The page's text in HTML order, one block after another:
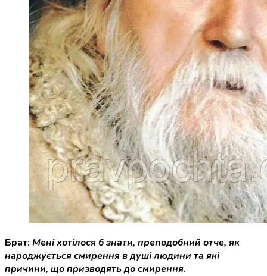
Брат: Мені хотілося б знати, преподобний отче, як
народжується смирення в душі людини та які
причини, що призводять до смирення.